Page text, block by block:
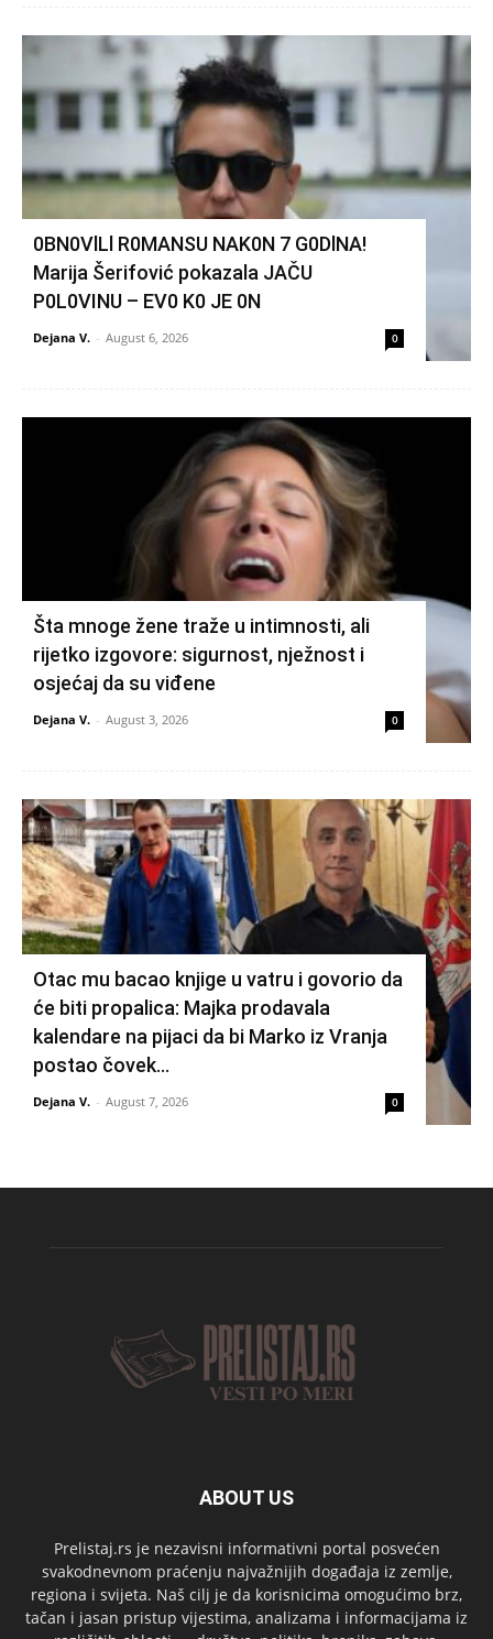
0BN0VlLl R0MANSU NAK0N 7 G0DlNA!
Marija Šerifović pokazala JAČU
P0L0VINU – EV0 K0 JE 0N
Dejana V. - August 6, 2026 0
Šta mnoge žene traže u intimnosti, ali
rijetko izgovore: sigurnost, nježnost i
osjećaj da su viđene
Dejana V. - August 3, 2026 0
Otac mu bacao knjige u vatru i govorio da
će biti propalica: Majka prodavala
kalendare na pijaci da bi Marko iz Vranja
postao čovek...
Dejana V. - August 7, 2026 0
ABOUT US
Prelistaj.rs je nezavisni informativni portal posvećen
svakodnevnom praćenju najvažnijih događaja iz zemlje,
regiona i svijeta. Naš cilj je da korisnicima omogućimo brz,
tačan i jasan pristup vijestima, analizama i informacijama iz